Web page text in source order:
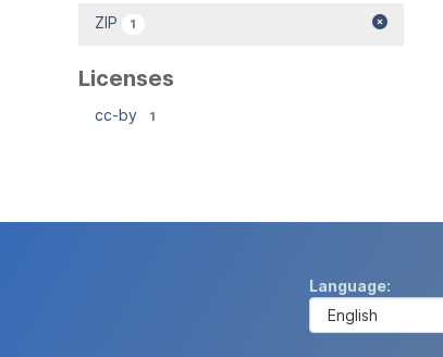
ZIP 1
Licenses
cc-by 1
Language